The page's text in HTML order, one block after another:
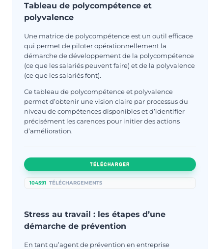
Tableau de polycompétence et
polyvalence
Une matrice de polycompétence est un outil efficace
qui permet de piloter opérationnellement la
démarche de développement de la polycompétence
(ce que les salariés peuvent faire) et de la polyvalence
(ce que les salariés font).
Ce tableau de polycompétence et polyvalence
permet d’obtenir une vision claire par processus du
niveau de compétences disponibles et d’identifier
précisément les carences pour initier des actions
d’amélioration.
TÉLÉCHARGER
104591 TÉLÉCHARGEMENTS
Stress au travail : les étapes d’une
démarche de prévention
En tant qu’agent de prévention en entreprise